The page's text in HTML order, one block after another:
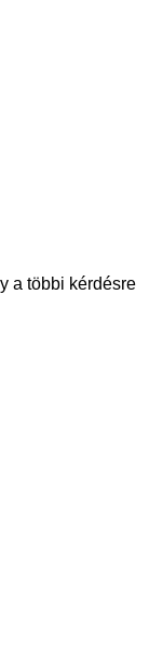
a többi kérdésre